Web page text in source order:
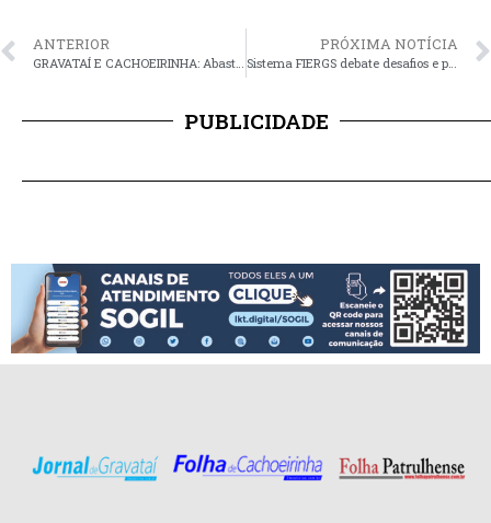
ANTERIOR PRÓXIMA NOTÍCIA
Sistema FIERGS debate desafios e perspectivas das relações de trabalho com nova direção do TRT-RS
PUBLICIDADE